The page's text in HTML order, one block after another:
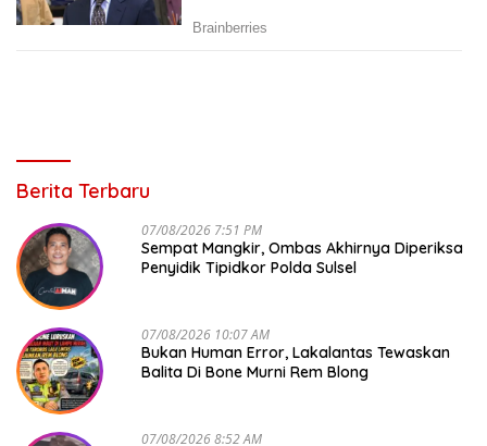
Berita Terbaru
07/08/2026 7:51 PM
Sempat Mangkir, Ombas Akhirnya Diperiksa
Penyidik Tipidkor Polda Sulsel
07/08/2026 10:07 AM
Bukan Human Error, Lakalantas Tewaskan
Balita Di Bone Murni Rem Blong
07/08/2026 8:52 AM